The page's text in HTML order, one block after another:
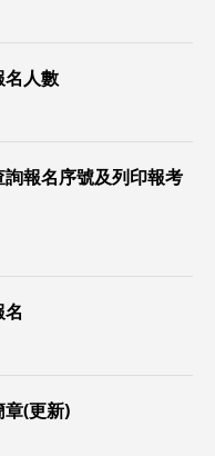
名人數
報名序號及列印報考
(更新)